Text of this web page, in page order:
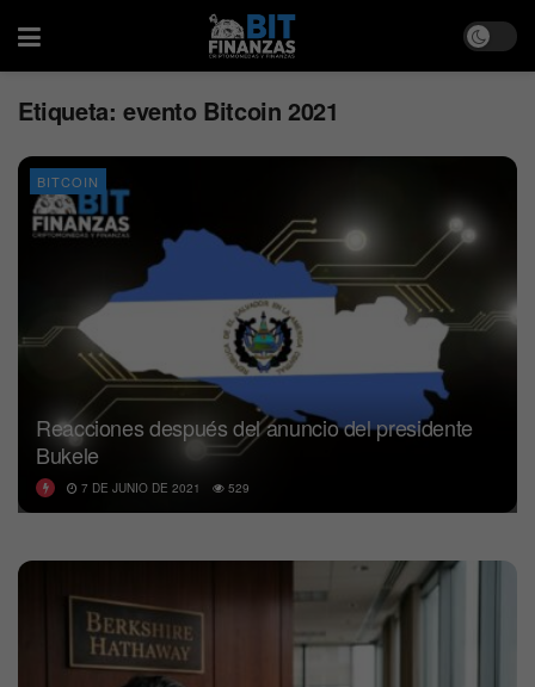
Etiqueta: evento Bitcoin 2021
BITCOIN
Reacciones después del anuncio del presidente
Bukele
7 DE JUNIO DE 2021 529